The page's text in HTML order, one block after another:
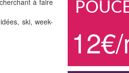
à faire
ski, week-